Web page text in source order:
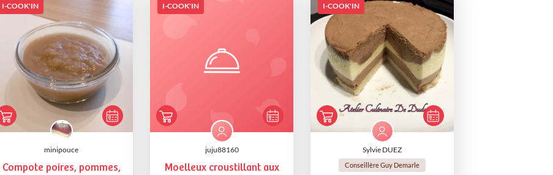
I-COOK'IN
minipouce
Compote poires, pommes,
I-COOK'IN
juju88160
Moelleux croustillant aux
I-COOK'IN
Sylvie DUEZ
Conseillère Guy Demarle